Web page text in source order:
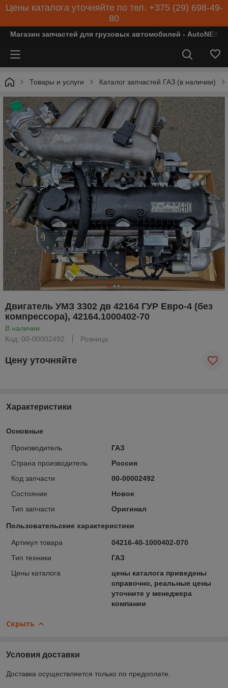
Цены каталога уточняйте по тел. +375 (29) 698-49-
80
Магазин запчастей для грузовых автомобилей - AutoNEXT
Товары и услуги Каталог запчастей ГАЗ (в наличии)
Двигатель УМЗ 3302 дв 42164 ГУР Евро-4 (без
компрессора), 42164.1000402-70
В наличии
Код: 00-00002492
Розница
Цену уточняйте
Характеристики
Основные
Производитель
ГАЗ
Страна производитель
Россия
Код запчасти
00-00002492
Состояние
Новое
Тип запчасти
Оригинал
Пользовательские характеристики
Артикул товара
04216-40-1000402-070
Тип техники
ГАЗ
Цены каталога
цены каталога приведены
справочно, реальные цены
уточните у менеджера
компании
Скрыть
Условия доставки
Доставка осуществляется только по предоплате.